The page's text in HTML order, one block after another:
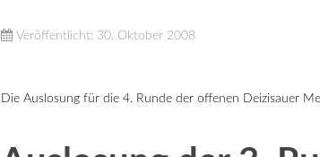
Veröffentlicht: 30. Oktober 2008
Die Auslosung für die 4. Runde der offenen Deizisauer